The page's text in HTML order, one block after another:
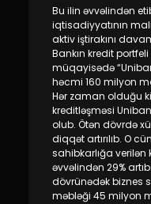
Bu ilin əvvəlindən
iqtisadiyyatının
aktiv iştirakını
Bankın kredit
müqayisədə
həcmi 160 milyon
Hər zaman olduğu
kreditləşməsi
olub. Ötən dövrdə
diqqət artırılıb. O
sahibkarlığa verilən
əvvəlindən 29%
dövrünədək biznes
məbləği 45 milyon